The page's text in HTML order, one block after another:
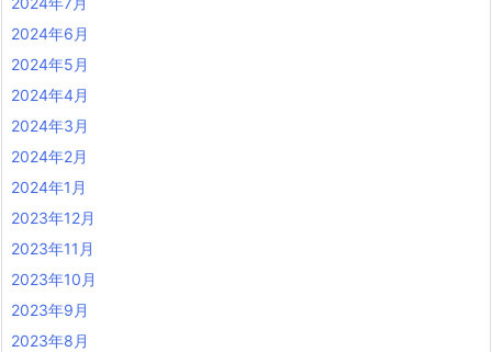
2024年6月
2024年5月
2024年4月
2024年3月
2024年2月
2024年1月
2023年12月
2023年11月
2023年10月
2023年9月
2023年8月